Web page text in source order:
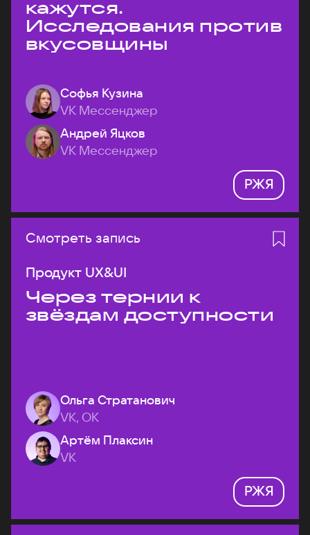
кажутся.
Исследования против
вкусовщины
Софья Кузина
VK Мессенджер
Андрей Яцков
VK Мессенджер
РЖЯ
Смотреть запись
Продукт UX&UI
Через тернии к
звёздам доступности
Ольга Стратанович
VK, ОК
Артём Плаксин
VK
РЖЯ